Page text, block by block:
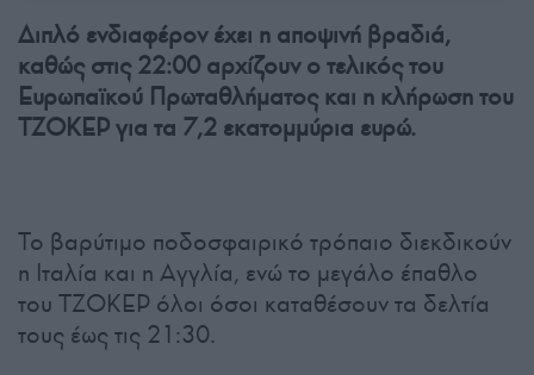
Διπλό ενδιαφέρον έχει η αποψινή βραδιά,
καθώς στις 22:00 αρχίζουν ο τελικός του
Ευρωπαϊκού Πρωταθλήματος και η κλήρωση του
ΤΖΟΚΕΡ για τα 7,2 εκατομμύρια ευρώ.
Το βαρύτιμο ποδοσφαιρικό τρόπαιο διεκδικούν
η Ιταλία και η Αγγλία, ενώ το μεγάλο έπαθλο
του ΤΖΟΚΕΡ όλοι όσοι καταθέσουν τα δελτία
τους έως τις 21:30.